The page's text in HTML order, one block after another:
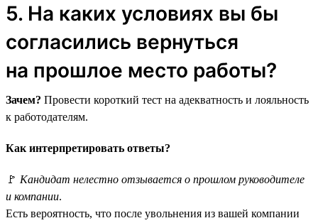
5. На каких условиях вы бы
согласились вернуться
на прошлое место работы?
Зачем? Провести короткий тест на адекватность и лояльность
к работодателям.
Как интерпретировать ответы?
🚩 Кандидат нелестно отзывается о прошлом руководителе
и компании.
Есть вероятность, что после увольнения из вашей компании